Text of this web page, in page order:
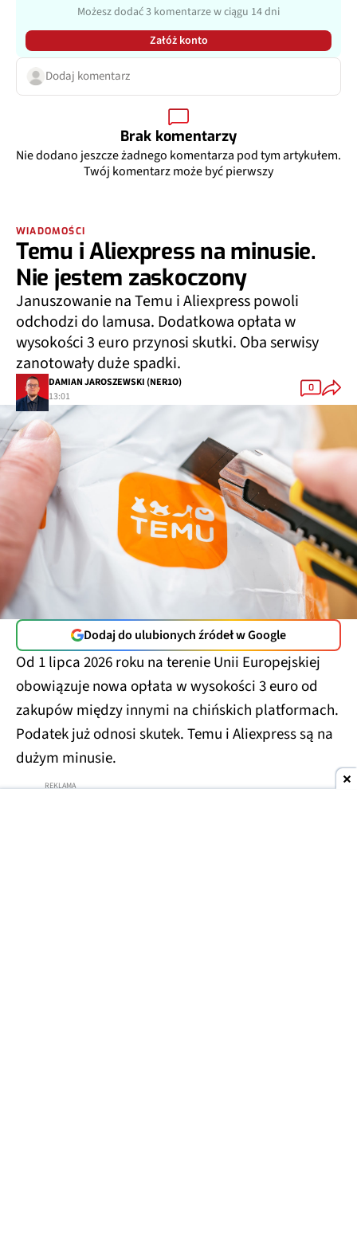
Możesz dodać 3 komentarze w ciągu 14 dni
Załóż konto
Dodaj komentarz
Brak komentarzy
Nie dodano jeszcze żadnego komentarza pod tym artykułem.
Twój komentarz może być pierwszy
WIADOMOŚCI
Temu i Aliexpress na minusie.
Nie jestem zaskoczony
Januszowanie na Temu i Aliexpress powoli
odchodzi do lamusa. Dodatkowa opłata w
wysokości 3 euro przynosi skutki. Oba serwisy
zanotowały duże spadki.
DAMIAN JAROSZEWSKI (NER1O)
13:01
0
Dodaj do ulubionych źródeł w Google
Od 1 lipca 2026 roku na terenie Unii Europejskiej
obowiązuje nowa opłata w wysokości 3 euro od
zakupów między innymi na chińskich platformach.
Podatek już odnosi skutek. Temu i Aliexpress są na
dużym minusie.